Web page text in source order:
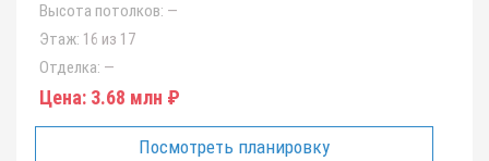
Высота потолков: —
Этаж: 16 из 17
Отделка: —
Цена: 3.68 млн ₽
Посмотреть планировку